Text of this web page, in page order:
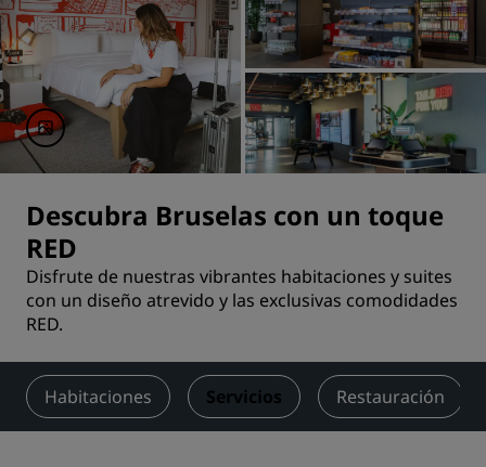
Descubra Bruselas con un toque
RED
Disfrute de nuestras vibrantes habitaciones y suites
con un diseño atrevido y las exclusivas comodidades
RED.
Habitaciones Servicios Restauración